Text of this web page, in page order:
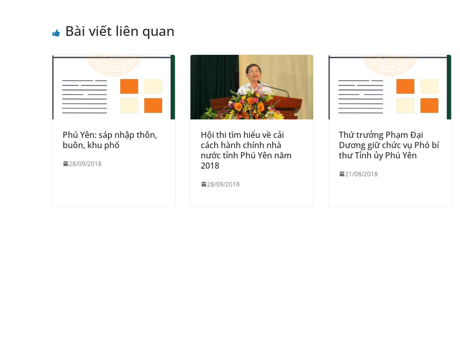
k
at
e
Bài viết liên quan
Phú Yên: sáp nhập thôn,
buôn, khu phố
28/09/2018
Hội thi tìm hiểu về cải
cách hành chính nhà
nước tỉnh Phú Yên năm
2018
28/09/2018
Thứ trưởng Phạm Đại
Dương giữ chức vụ Phó bí
thư Tỉnh ủy Phú Yên
21/08/2018